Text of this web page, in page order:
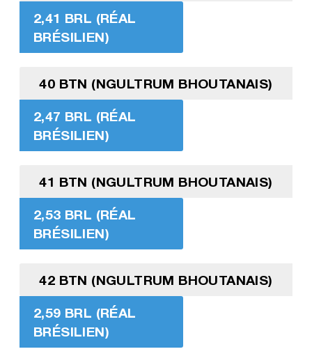
2,41 BRL (RÉAL
BRÉSILIEN)
40 BTN (NGULTRUM BHOUTANAIS)
2,47 BRL (RÉAL
BRÉSILIEN)
41 BTN (NGULTRUM BHOUTANAIS)
2,53 BRL (RÉAL
BRÉSILIEN)
42 BTN (NGULTRUM BHOUTANAIS)
2,59 BRL (RÉAL
BRÉSILIEN)